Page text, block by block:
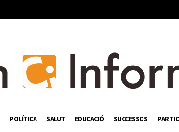
POLÍTICA SALUT EDUCACIÓ SUCCESSOS